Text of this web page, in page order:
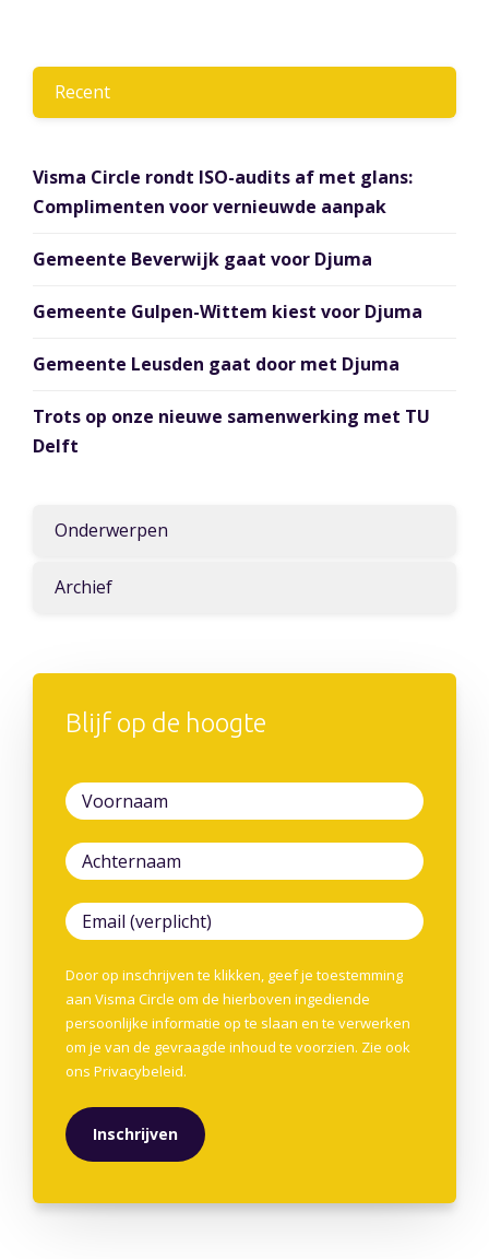
Recent
Visma Circle rondt ISO-audits af met glans:
Complimenten voor vernieuwde aanpak
Gemeente Beverwijk gaat voor Djuma
Gemeente Gulpen-Wittem kiest voor Djuma
Gemeente Leusden gaat door met Djuma
Trots op onze nieuwe samenwerking met TU
Delft
Onderwerpen
Archief
Blijf op de hoogte
Door op inschrijven te klikken, geef je toestemming
aan Visma Circle om de hierboven ingediende
persoonlijke informatie op te slaan en te verwerken
om je van de gevraagde inhoud te voorzien. Zie ook
ons Privacybeleid.